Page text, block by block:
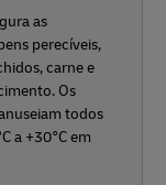
as
perecíveis,
carne e
Os
todos
a +30°C em